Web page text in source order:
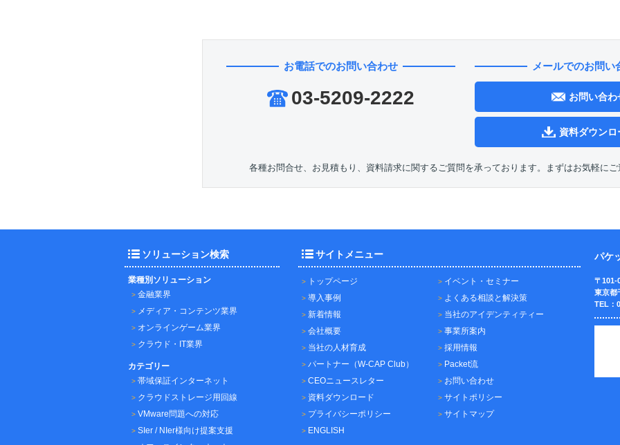
お電話でのお問い合わせ
03-5209-2222
メールでのお問い
お問い合わ
資料ダウンロ
各種お問合せ、お見積もり、資料請求に関するご質問を承っております。まずはお気軽に
ソリューション検索
業種別ソリューション
金融業界
メディア・コンテンツ業界
オンラインゲーム業界
クラウド・IT業界
カテゴリー
帯域保証インターネット
クラウドストレージ用回線
VMware問題への対応
SIer / NIer様向け提案支援
サイトメニュー
トップページ
イベント・セミナー
導入事例
よくある相談と解決策
新着情報
当社のアイデンティティー
会社概要
事業所案内
当社の人材育成
採用情報
パートナー（W-CAP Club）
Packet流
CEOニュースレター
お問い合わせ
資料ダウンロード
サイトポリシー
プライバシーポリシー
サイトマップ
ENGLISH
パケ
〒101-
東京都
TEL：